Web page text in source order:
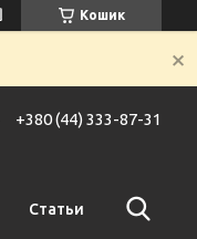
Кошик
+380 (44) 333-87-31
Статьи